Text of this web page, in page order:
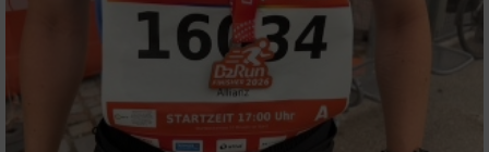
Entwicklung und Verbesserung der Angebote
Verwendung reduzierter Daten zur Auswahl
von Inhalten
IAB-Besonderheiten: